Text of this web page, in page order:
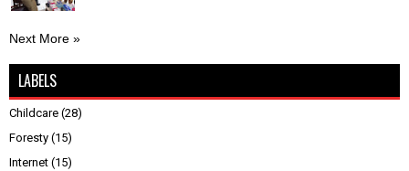
Next More »
LABELS
Childcare (28)
Foresty (15)
Internet (15)